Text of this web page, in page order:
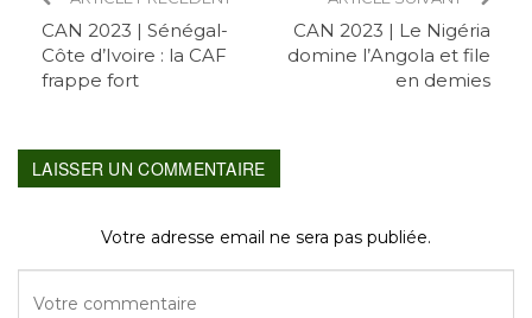
CAN 2023 | Sénégal-
Côte d’Ivoire : la CAF
frappe fort
CAN 2023 | Le Nigéria
domine l’Angola et file
en demies
LAISSER UN COMMENTAIRE
Votre adresse email ne sera pas publiée.